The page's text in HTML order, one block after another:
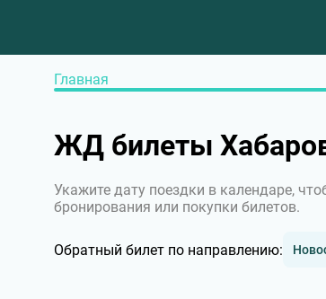
Главная
ЖД билеты
Укажите дату поездки в календаре,
бронирования или покупки билетов.
Обратный билет по направлению: